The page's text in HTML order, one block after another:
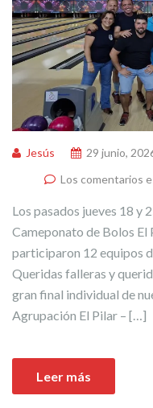
Jesús 29 junio,
Los comentarios
Los pasados jueves 18 y
Cameponato de Bolos El
participaron 12 equipos
Queridas falleras y
gran final individual de
Agrupación El Pilar – […]
Leer más